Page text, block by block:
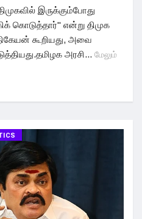
இருக்கும்போது
கொடுத்தார்" என்று திமுக
கூறியது, அவை
அரசி... மேலும்